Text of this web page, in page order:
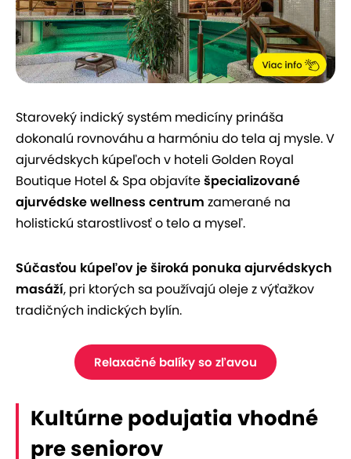
Staroveký indický systém medicíny prináša
dokonalú rovnováhu a harmóniu do tela aj mysle. V
ajurvédskych kúpeľoch v hoteli Golden Royal
Boutique Hotel & Spa objavítešpecializované
ajurvédske wellness centrum zamerané na
holistickú starostlivosť o telo a myseľ.
Súčasťou kúpeľov je široká ponuka ajurvédskych
masáží, pri ktorých sa používajú oleje z výťažkov
tradičných indických bylín.
Relaxačné balíky so zľavou
Kultúrne podujatia vhodné
pre seniorov